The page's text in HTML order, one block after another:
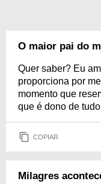
O maior pai do
Quer saber? Eu
proporciona por
momento que
que é dono de
COPIAR
Milagres